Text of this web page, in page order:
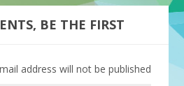
BE THE FIRST!
address will not be published.